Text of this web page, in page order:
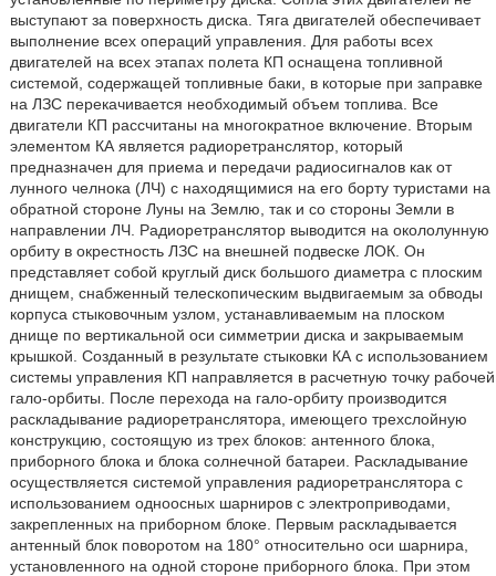
выступают за поверхность диска. Тяга двигателей обеспечивает
выполнение всех операций управления. Для работы всех
двигателей на всех этапах полета КП оснащена топливной
системой, содержащей топливные баки, в которые при заправке
на ЛЗС перекачивается необходимый объем топлива. Все
двигатели КП рассчитаны на многократное включение. Вторым
элементом КА является радиоретранслятор, который
предназначен для приема и передачи радиосигналов как от
лунного челнока (ЛЧ) с находящимися на его борту туристами на
обратной стороне Луны на Землю, так и со стороны Земли в
направлении ЛЧ. Радиоретранслятор выводится на окололунную
орбиту в окрестность ЛЗС на внешней подвеске ЛОК. Он
представляет собой круглый диск большого диаметра с плоским
днищем, снабженный телескопическим выдвигаемым за обводы
корпуса стыковочным узлом, устанавливаемым на плоском
днище по вертикальной оси симметрии диска и закрываемым
крышкой. Созданный в результате стыковки КА с использованием
системы управления КП направляется в расчетную точку рабочей
гало-орбиты. После перехода на гало-орбиту производится
раскладывание радиоретранслятора, имеющего трехслойную
конструкцию, состоящую из трех блоков: антенного блока,
приборного блока и блока солнечной батареи. Раскладывание
осуществляется системой управления радиоретранслятора с
использованием одноосных шарниров с электроприводами,
закрепленных на приборном блоке. Первым раскладывается
антенный блок поворотом на 180° относительно оси шарнира,
установленного на одной стороне приборного блока. При этом